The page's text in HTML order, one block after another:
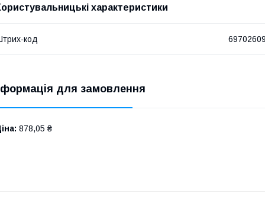
характеристики
код
для замовлення
878,05 ₴